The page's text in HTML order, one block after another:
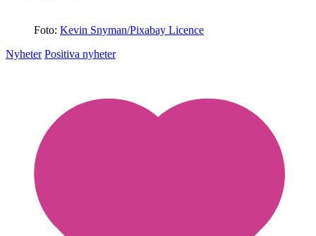
Foto: Kevin Snyman/Pixabay Licence
Nyheter Positiva nyheter